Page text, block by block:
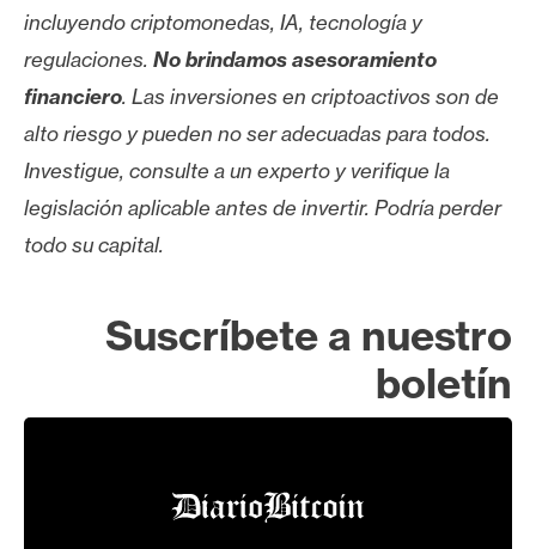
incluyendo criptomonedas, IA, tecnología y
regulaciones. No brindamos asesoramiento
financiero. Las inversiones en criptoactivos son de
alto riesgo y pueden no ser adecuadas para todos.
Investigue, consulte a un experto y verifique la
legislación aplicable antes de invertir. Podría perder
todo su capital.
Suscríbete a nuestro
boletín